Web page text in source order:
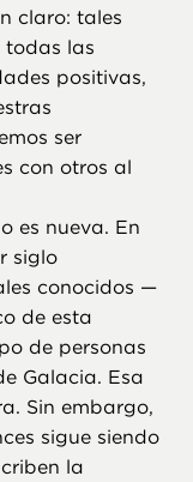
claro: tales
todas las
positivas,
ser
con otros al
es nueva. En
siglo
conocidos —
de esta
de personas
Galacia. Esa
Sin embargo,
sigue siendo
la